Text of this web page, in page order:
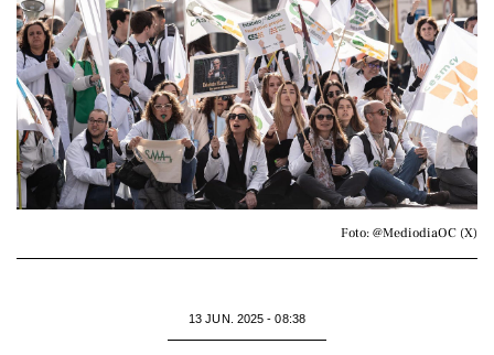
Foto: @MediodiaOC (X)
13 JUN. 2025 - 08:38